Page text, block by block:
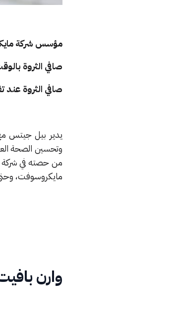
مؤسس شركة
صافي الثروة بالوقت الحالي:
صافي الثروة عند تقييم
يدير بيل جيتس
وتحسين الصحة
مايكروسوفت، وحتى تاريخه تبرع جيتس
وارن